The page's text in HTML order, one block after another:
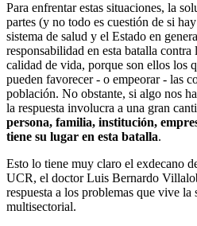
Para enfrentar estas situaciones, la
partes (y no todo es cuestión de si
sistema de salud y el Estado en
responsabilidad en esta batalla contra
calidad de vida, porque son ellos los
pueden favorecer - o empeorar - las
población. No obstante, si algo nos
la respuesta involucra a una gran
persona, familia, institución,
tiene su lugar en esta batalla.
Esto lo tiene muy claro el exdecano
UCR, el doctor Luis Bernardo
respuesta a los problemas que vive
multisectorial.